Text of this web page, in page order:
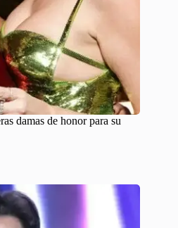
damas de honor para su